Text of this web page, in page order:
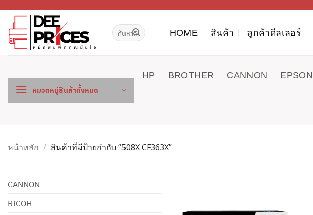
เนื้อหา
ค้นหา: HOME สินค้า ลูกค้าดีลเลอร์
หมวดหมู่สินค้าทั้งหมด
HP BROTHER CANNON EPSON
หน้าหลัก / สินค้าที่มีป้ายกำกับ “508X CF363X”
CANNON
RICOH